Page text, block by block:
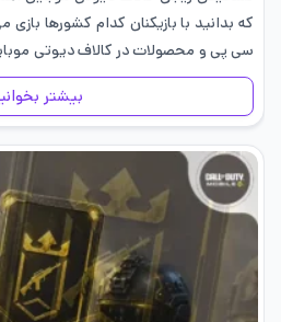
که بدانید با بازیکنان کدام کشورها
سی پی و محصولات در کالاف دیوتی
می‌توانند محصولات مختلف…
بیشتر